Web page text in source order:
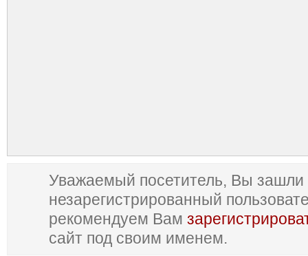
Уважаемый посетитель, Вы зашли
незарегистрированный
рекомендуем Вам
сайт под своим именем.